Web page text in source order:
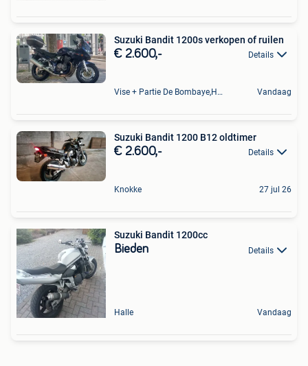
Suzuki Bandit 1200s verkopen of ruilen
€ 2.600,- Details
Vise + Partie De Bombaye,Hac- Court, Hermalle-Ss-Argenteau Vandaag
Suzuki Bandit 1200 B12 oldtimer
€ 2.600,- Details
Knokke 27 jul 26
Suzuki Bandit 1200cc
Bieden Details
Halle Vandaag